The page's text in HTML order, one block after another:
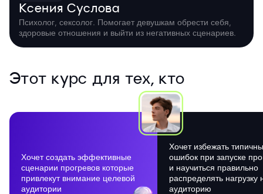
Ксения Суслова
Психолог, сексолог. Помогает девушкам обрести себя,
здоровые отношения и выйти из негативных сценариев.
Этот курс для тех, кто
Хочет создать эффективные
сценарии прогревов которые
привлекут внимание целевой
аудитории
Хочет избежать
ошибок при запуске
и научиться правильно
распределять нагрузку
аудиторию